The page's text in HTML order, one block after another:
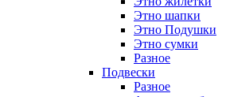
Этно шапки
Этно Подушки
Этно сумки
Разное
Подвески
Разное